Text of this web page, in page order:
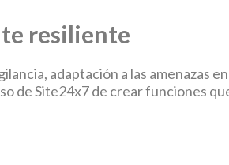
resiliente
adaptación a las amenazas
de Site24x7 de crear funciones